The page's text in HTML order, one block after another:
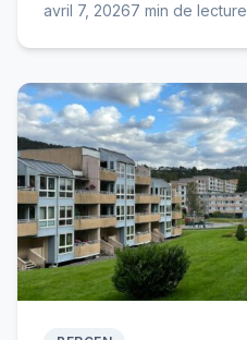
Guide complet 2026.
avril 7, 20267 min de lecture